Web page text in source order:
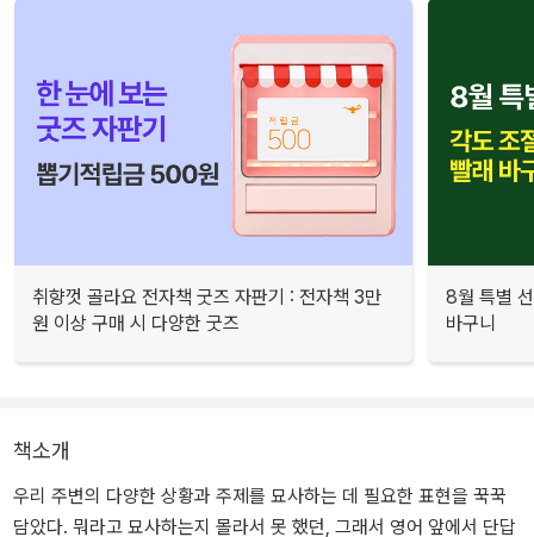
취향껏 골라요 전자책 굿즈 자판기 : 전자책 3만
원 이상 구매 시 다양한 굿즈
8월 특별
바구니
책소개
우리 주변의 다양한 상황과 주제를 묘사하는 데 필요한 표현을 꾹꾹
담았다. 뭐라고 묘사하는지 몰라서 못 했던, 그래서 영어 앞에서 단답